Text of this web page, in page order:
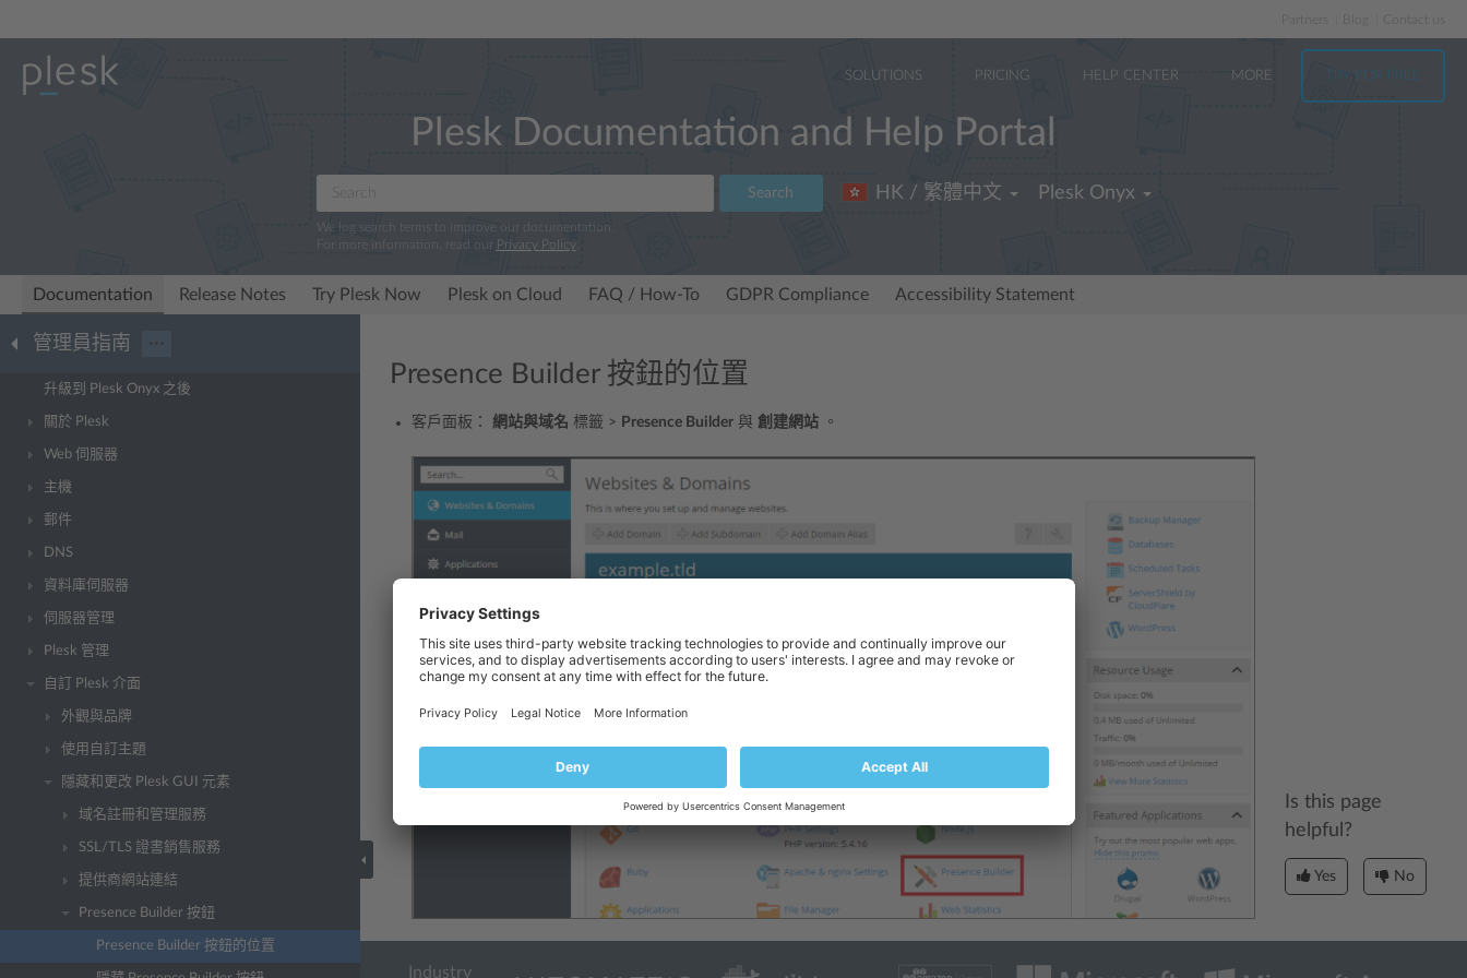
Partners
SOLUTIONS PRICING HELP CENTER MORE TRY FOR FREE
Plesk Documentation and Help Portal
Search
We log search terms to improve our documentation.
For more information, read our Privacy Policy.
HK / 繁體中文 Plesk Onyx
Documentation Release Notes Try Plesk Now Plesk on Cloud FAQ / How-To GDPR Compliance Accessibility Statement
管理員指南 ···
升級到 Plesk Onyx 之後
關於 Plesk
Web 伺服器
主機
郵件
DNS
資料庫伺服器
伺服器管理
Plesk 管理
自訂 Plesk 介面
外觀與品牌
使用自訂主題
隱藏和更改 Plesk GUI 元素
域名註冊和管理服務
SSL/TLS 證書銷售服務
提供商網站連結
Presence Builder 按鈕
Presence Builder 按鈕的位置
Presence Builder 按鈕的位置
客戶面板： 網站與域名 標籤 > Presence Builder 與 創建網站 。
Is this page
helpful?
Yes No
Industry